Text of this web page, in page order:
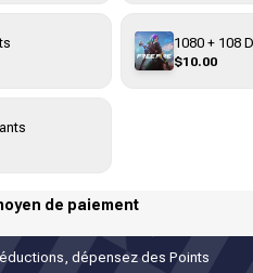
1080 + 108
$10.00
de paiement
dépensez des Points